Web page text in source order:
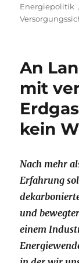
Energiepolitik
An
mit
kein
Nach mehr
Erfahrung
und
einem